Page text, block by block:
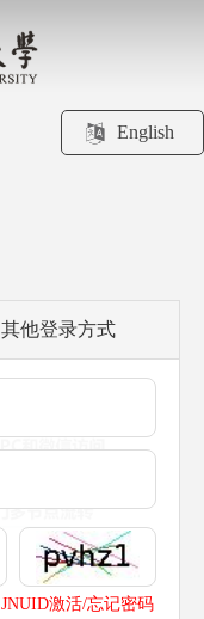
English
其他登录方式
JNUID激活/忘记密码